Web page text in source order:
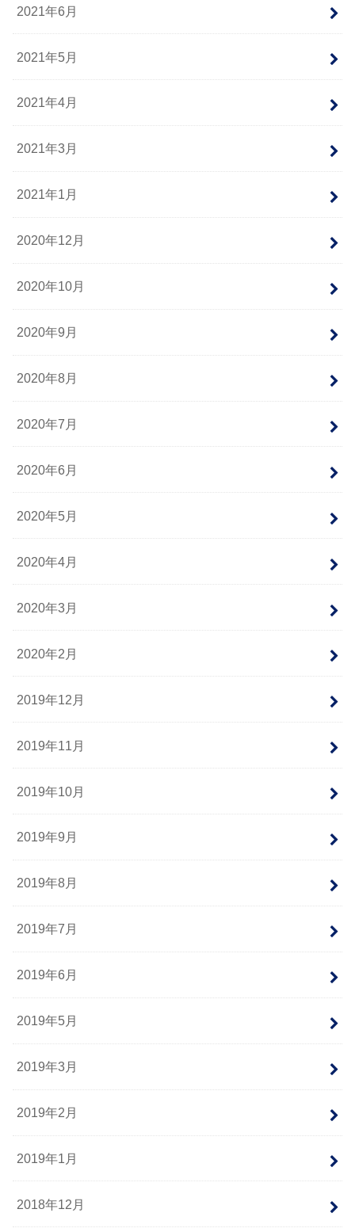
2021年6月
2021年5月
2021年4月
2021年3月
2021年1月
2020年12月
2020年10月
2020年9月
2020年8月
2020年7月
2020年6月
2020年5月
2020年4月
2020年3月
2020年2月
2019年12月
2019年11月
2019年10月
2019年9月
2019年8月
2019年7月
2019年6月
2019年5月
2019年3月
2019年2月
2019年1月
2018年12月